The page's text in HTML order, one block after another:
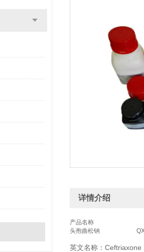
详情介绍
产品名称
头孢曲松钠
英文名称：